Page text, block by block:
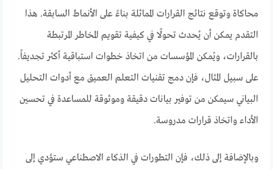
محاكاة وتوقع نتائج القرارات المماثلة بناءً على الأنماط السابقة. هذا
التقدم يمكن أن يُحدث تحولًا في كيفية تقويم المخاطر المرتبطة
بالقرارات، ويُمكن المؤسسات من اتخاذ خطوات استباقية أكثر تجديفاً.
على سبيل المثال، فإن دمج تقنيات التعلم العميق مع أدوات التحليل
البياني سيمكن من توفير بيانات دقيقة وموثوقة للمساعدة في تحسين
الأداء واتخاذ قرارات مدروسة.
وبالإضافة إلى ذلك، فإن التطورات في الذكاء الاصطناعي ستؤدي إلى